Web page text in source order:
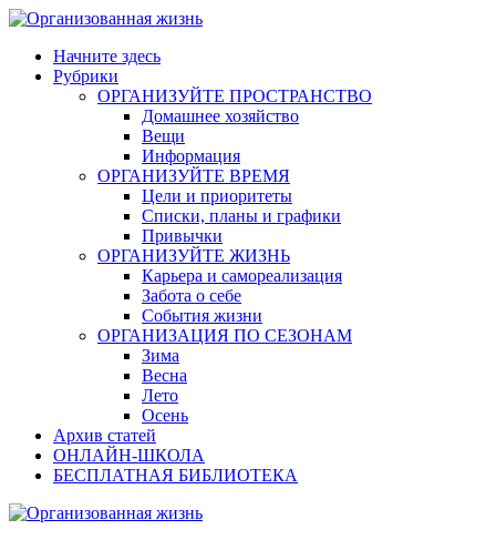
Skip
contentНачните здесь
Рубрики
ОРГАНИЗУЙТЕ ПРОСТРАНСТВО
Домашнее хозяйство
Вещи
Информация
ОРГАНИЗУЙТЕ ВРЕМЯ
Цели и приоритеты
Списки, планы и графики
Привычки
ОРГАНИЗУЙТЕ ЖИЗНЬ
Карьера и самореализация
Забота о себе
События жизни
ОРГАНИЗАЦИЯ ПО СЕЗОНАМ
Зима
Весна
Лето
Осень
Архив статей
ОНЛАЙН-ШКОЛА
БЕСПЛАТНАЯ БИБЛИОТЕКА